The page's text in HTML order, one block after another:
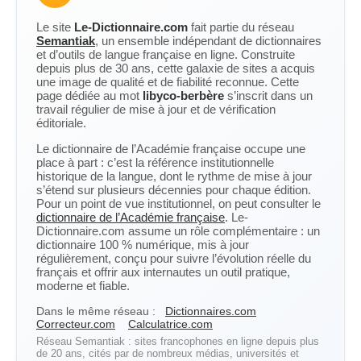
Le site Le-Dictionnaire.com fait partie du réseau
Semantiak, un ensemble indépendant de dictionnaires
et d’outils de langue française en ligne. Construite
depuis plus de 30 ans, cette galaxie de sites a acquis
une image de qualité et de fiabilité reconnue. Cette
page dédiée au mot libyco-berbère s’inscrit dans un
travail régulier de mise à jour et de vérification
éditoriale.
Le dictionnaire de l’Académie française occupe une
place à part : c’est la référence institutionnelle
historique de la langue, dont le rythme de mise à jour
s’étend sur plusieurs décennies pour chaque édition.
Pour un point de vue institutionnel, on peut consulter le
dictionnaire de l’Académie française. Le-
Dictionnaire.com assume un rôle complémentaire : un
dictionnaire 100 % numérique, mis à jour
régulièrement, conçu pour suivre l’évolution réelle du
français et offrir aux internautes un outil pratique,
moderne et fiable.
Dans le même réseau :
Dictionnaires.com
Correcteur.com
Calculatrice.com
Réseau Semantiak : sites francophones en ligne depuis plus
de 20 ans, cités par de nombreux médias, universités et